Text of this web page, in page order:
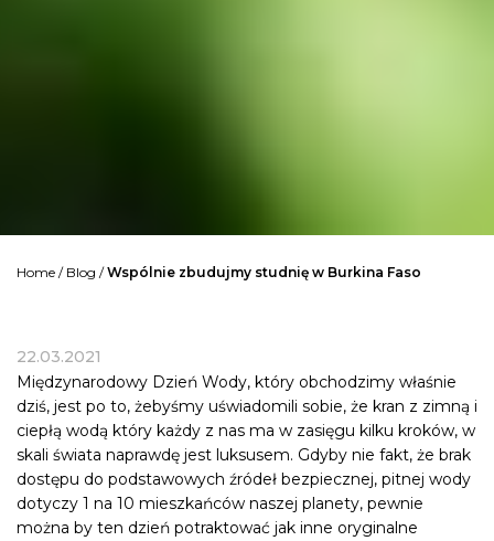
Home / Blog /Wspólnie zbudujmy studnię w Burkina Faso
22.03.2021
Międzynarodowy Dzień Wody, który obchodzimy właśnie
dziś, jest po to, żebyśmy uświadomili sobie, że kran z zimną i
ciepłą wodą który każdy z nas ma w zasięgu kilku kroków, w
skali świata naprawdę jest luksusem. Gdyby nie fakt, że brak
dostępu do podstawowych źródeł bezpiecznej, pitnej wody
dotyczy 1 na 10 mieszkańców naszej planety, pewnie
można by ten dzień potraktować jak inne oryginalne